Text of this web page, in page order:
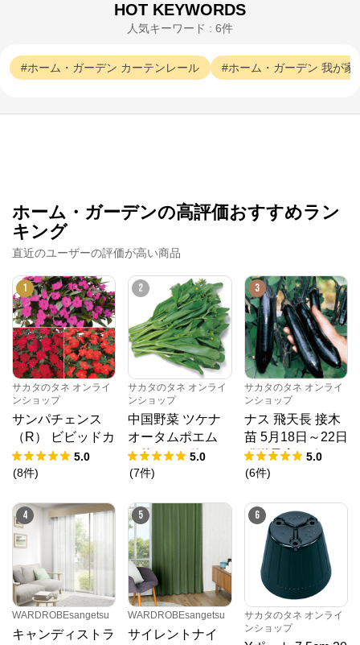
HOT KEYWORDS
人気キーワード : 6件
ホーム・ガーデン カーテンレール ホーム・ガーデン 我が家
ホーム・ガーデンの高評価おすすめラン
キング
直近のユーザーの評価が高い商品
1
サカタのタネ オンライ
ンショップ
サンパチェンス
（R） ビビッドカ
ラー 3種セット 4
月6日～10日発送
株）1組
5.0
(8件)
2
サカタのタネ オンライ
ンショップ
中国野菜 ツケナ
オータムポエム
（約19000粒） 1
dL 袋
5.0
(7件)
3
サカタのタネ オンライ
ンショップ
ナス 飛天長 接木
苗 5月18日～22日
発送予定 6ポット
1組
5.0
(6件)
4
WARDROBEsangetsu
キャンディストラ
5
WARDROBEsangetsu
サイレントナイ
6
サカタのタネ オンライ
ンショップ